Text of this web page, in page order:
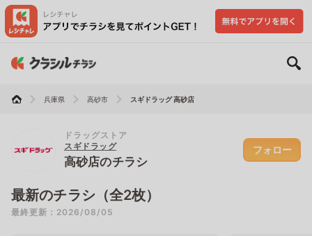
兵庫県 高砂市 スギドラッグ 高砂店
ドラッグストア
スギドラッグ
高砂店のチラシ
フォロー
最新のチラシ（全2枚）
最終更新：2026/08/05